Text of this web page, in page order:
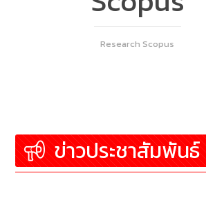
Research Scopus
ข่าวประชาสัมพันธ์